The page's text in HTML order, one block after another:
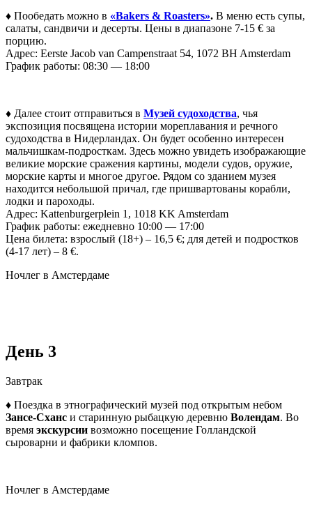
♦ Пообедать можно в «Bakers & Roasters». В меню есть супы,
салаты, сандвичи и десерты. Цены в диапазоне 7-15 € за
порцию.
Адрес: Eerste Jacob van Campenstraat 54, 1072 BH Amsterdam
График работы: 08:30 — 18:00
♦ Далее стоит отправиться в Музей судоходства, чья
экспозиция посвящена истории мореплавания и речного
судоходства в Нидерландах. Он будет особенно интересен
мальчишкам-подросткам. Здесь можно увидеть изображающие
великие морские сражения картины, модели судов, оружие,
морские карты и многое другое. Рядом со зданием музея
находится небольшой причал, где пришвартованы корабли,
лодки и пароходы.
Адрес: Kattenburgerplein 1, 1018 KK Amsterdam
График работы: ежедневно 10:00 — 17:00
Цена билета: взрослый (18+) – 16,5 €; для детей и подростков
(4-17 лет) – 8 €.
Ночлег в Амстердаме
День 3
Завтрак
♦ Поездка в этнографический музей под открытым небом
Зансе-Сханс и старинную рыбацкую деревню Волендам. Во
время экскурсии возможно посещение Голландской
сыроварни и фабрики кломпов.
Ночлег в Амстердаме